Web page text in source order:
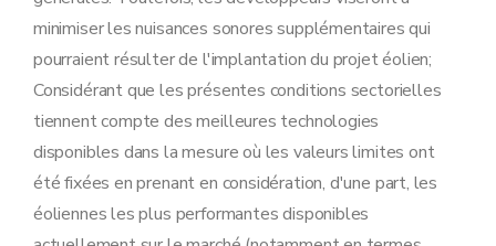
minimiser les nuisances sonores supplémentaires qui
pourraient résulter de l'implantation du projet éolien;
Considérant que les présentes conditions sectorielles
tiennent compte des meilleures technologies
disponibles dans la mesure où les valeurs limites ont
été fixées en prenant en considération, d'une part, les
éoliennes les plus performantes disponibles